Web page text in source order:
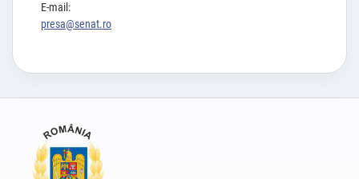
E-mail:
presa@senat.ro